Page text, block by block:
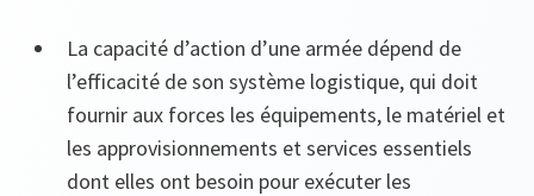
La capacité d’action d’une armée dépend de
l’efficacité de son système logistique, qui doit
fournir aux forces les équipements, le matériel et
les approvisionnements et services essentiels
dont elles ont besoin pour exécuter les